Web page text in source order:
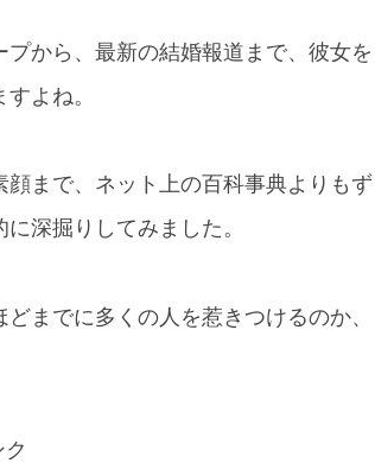
から、最新の結婚報道まで、彼女を
よね。
まで、ネット上の百科事典よりもず
深掘りしてみました。
までに多くの人を惹きつけるのか、